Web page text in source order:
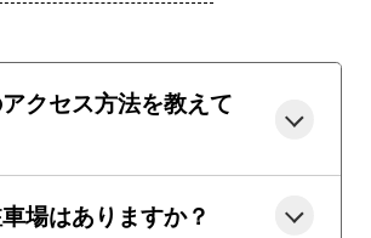
クセス方法を教えて
場はありますか？